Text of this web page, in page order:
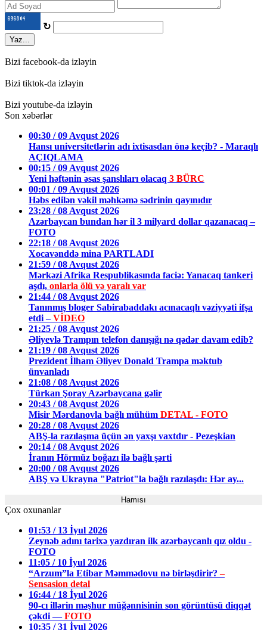
↻
Yaz...
Bizi facebook-da izləyin
Bizi tiktok-da izləyin
Bizi youtube-da izləyin
Son xəbərlər
00:30 / 09 Avqust 2026
Hansı universitetlərin adı ixtisasdan önə keçib? - Maraqlı
AÇIQLAMA
00:15 / 09 Avqust 2026
Yeni həftənin əsas şanslıları olacaq 3 BÜRC
00:01 / 09 Avqust 2026
Həbs edilən vəkil məhkəmə sədrinin qayınıdır
23:28 / 08 Avqust 2026
Azərbaycan bundan hər il 3 milyard dollar qazanacaq –
FOTO
22:18 / 08 Avqust 2026
Xocavənddə mina PARTLADI
21:59 / 08 Avqust 2026
Mərkəzi Afrika Respublikasında faciə: Yanacaq tankeri
aşdı, onlarla ölü və yaralı var
21:44 / 08 Avqust 2026
Tanınmış bloger Sabirabaddakı acınacaqlı vəziyyəti ifşa
etdi –VİDEO
21:25 / 08 Avqust 2026
Əliyevlə Trampın telefon danışığı nə qədər davam edib?
21:19 / 08 Avqust 2026
Prezident İlham Əliyev Donald Trampa məktub
ünvanladı
21:08 / 08 Avqust 2026
Türkan Şoray Azərbaycana gəlir
20:43 / 08 Avqust 2026
Misir Mərdanovla bağlı mühüm DETAL - FOTO
20:28 / 08 Avqust 2026
ABŞ-la razılaşma üçün ən yaxşı vaxtdır - Pezeşkian
20:14 / 08 Avqust 2026
İranın Hörmüz boğazı ilə bağlı şərti
20:00 / 08 Avqust 2026
ABŞ və Ukrayna "Patriot"la bağlı razılaşdı: Hər ay...
Hamısı
Çox oxunanlar
01:53 / 13 İyul 2026
Zeynəb adını tarixə yazdıran ilk azərbaycanlı qız oldu -
FOTO
11:05 / 10 İyul 2026
“Arzum”la Etibar Məmmədovu nə birləşdirir?–
Sensasion detal
16:44 / 18 İyul 2026
90-cı illərin məşhur müğənnisinin son görüntüsü diqqət
çəkdi —FOTO
10:35 / 31 İyul 2026